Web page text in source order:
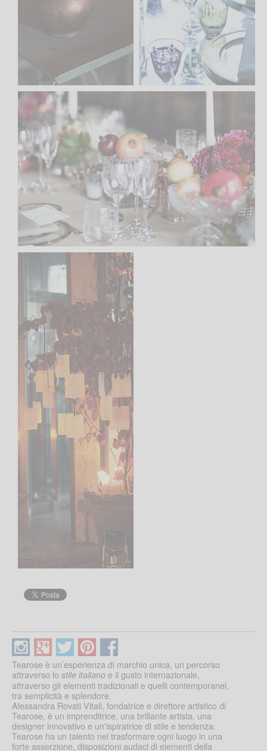
Tearose è un’esperienza di marchio unica, un percorso
attraverso lo stile italiano e il gusto internazionale,
attraverso gli elementi tradizionali e quelli contemporanei,
tra semplicità e splendore.
Alessandra Rovati Vitali, fondatrice e direttore artistico di
Tearose, è un imprenditrice, una brillante artista, una
designer innovativo e un'ispiratrice di stile e tendenza.
Tearose ha un talento nel trasformare ogni luogo in una
forte asserzione, disposizioni audaci di elementi della